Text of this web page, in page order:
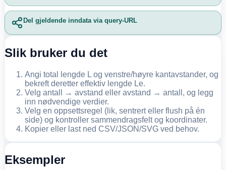
Del gjeldende inndata via query-URL
Slik bruker du det
Angi total lengde L og venstre/høyre kantavstander, og
bekreft deretter effektiv lengde Le.
Velg antall → avstand eller avstand → antall, og legg
inn nødvendige verdier.
Velg en oppsettsregel (lik, sentrert eller flush på én
side) og kontroller sammendragsfelt og koordinater.
Kopier eller last ned CSV/JSON/SVG ved behov.
Eksempler